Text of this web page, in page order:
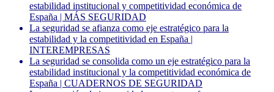
estabilidad institucional y competitividad económica de
España | MÁS SEGURIDAD
La seguridad se afianza como eje estratégico para la
estabilidad y la competitividad en España |
INTEREMPRESAS
La seguridad se consolida como un eje estratégico para la
estabilidad institucional y la competitividad económica de
España | CUADERNOS DE SEGURIDAD